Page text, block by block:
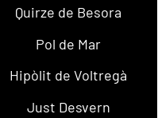
Quirze de Besora
Pol de Mar
Hipòlit de Voltregà
Just Desvern